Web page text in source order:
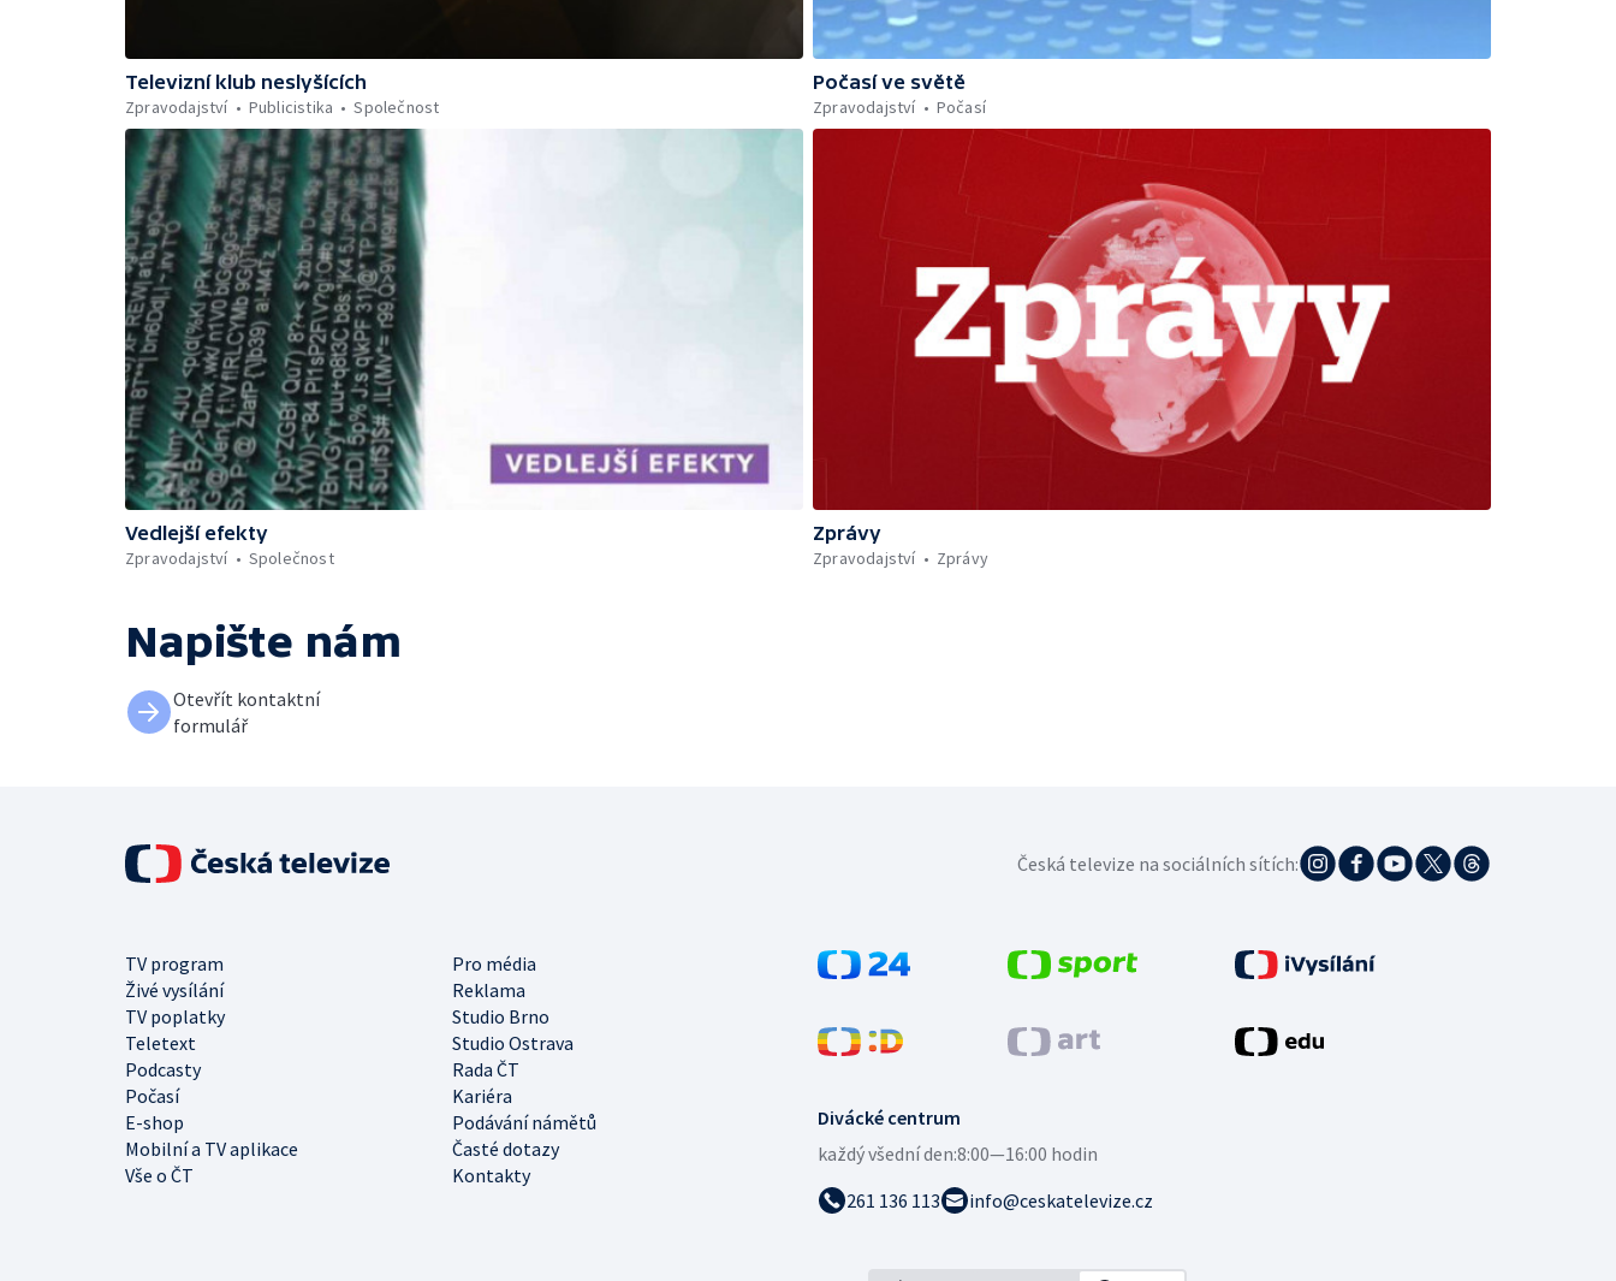
Televizní klub neslyšících
Zpravodajství
Publicistika Společnost
Počasí ve světě
Zpravodajství
Počasí
Vedlejší efekty
Zpravodajství
Společnost
Zprávy
Zpravodajství
Zprávy
Napište nám
Otevřít kontaktní
formulář
Divácké centrum
každý všední den:8:00—16:00 hodin
261 136 113
info@ceskatelevize.cz
TV program
Pro média
Živé vysílání
Reklama
TV poplatky
Studio Brno
Teletext
Studio Ostrava
Podcasty
Rada ČT
Počasí
Kariéra
E-shop
Podávání námětů
Mobilní a TV aplikace
Časté dotazy
Vše o ČT
Kontakty
Česká televize na sociálních sítích: